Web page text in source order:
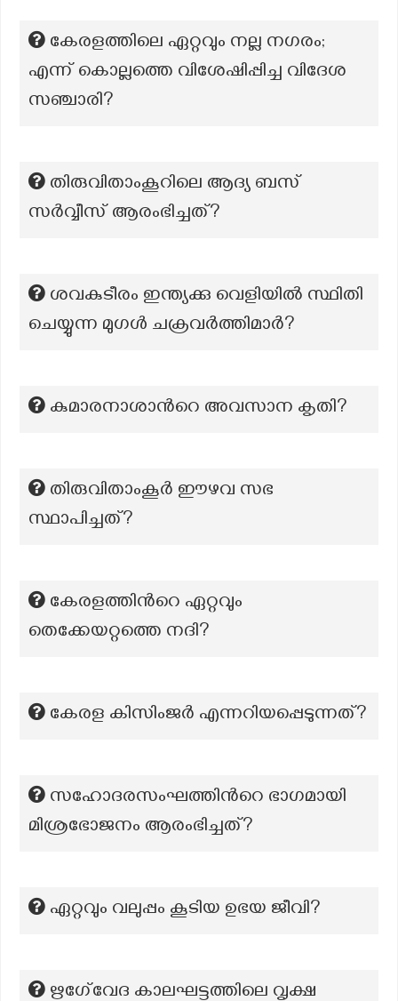
കേരളത്തിലെ ഏറ്റവും നല്ല നഗരം;
എന്ന് കൊല്ലത്തെ വിശേഷിപ്പിച്ച വിദേശ
സഞ്ചാരി?
തിരുവിതാംകൂറിലെ ആദ്യ ബസ്
സർവ്വീസ് ആരംഭിച്ചത്?
ശവകുടീരം ഇന്ത്യക്കു വെളിയിൽ സ്ഥിതി
ചെയ്യുന്ന മുഗൾ ചക്രവർത്തിമാർ?
കുമാരനാശാന്‍റെ അവസാന കൃതി?
തിരുവിതാംകൂർ ഈഴവ സഭ
സ്ഥാപിച്ചത്?
കേരളത്തിൻറെ ഏറ്റവും
തെക്കേയറ്റത്തെ നദി?
കേരള കിസിംജർ എന്നറിയപ്പെടുന്നത്?
സഹോദരസംഘത്തിന്‍റെ ഭാഗമായി
മിശ്രഭോജനം ആരംഭിച്ചത്?
ഏറ്റവും വലുപ്പം കൂടിയ ഉഭയ ജീവി?
ഋഗേ്വേദ കാലഘട്ടത്തിലെ വൃക്ഷ